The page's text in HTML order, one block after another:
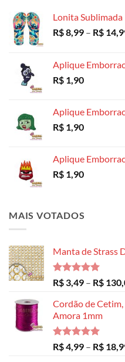
Lonita Sublimada
R$8,99 – R$
Aplique
R$ 1,90
Aplique
R$ 1,90
Aplique
R$ 1,90
MAIS VOTADOS
Manta de Strass
Avaliação
5.00
de 5
R$ 3,49 – R$
Cordão de Cetim,
Amora 1mm
Avaliação
5.00
de 5
R$4,99 – R$